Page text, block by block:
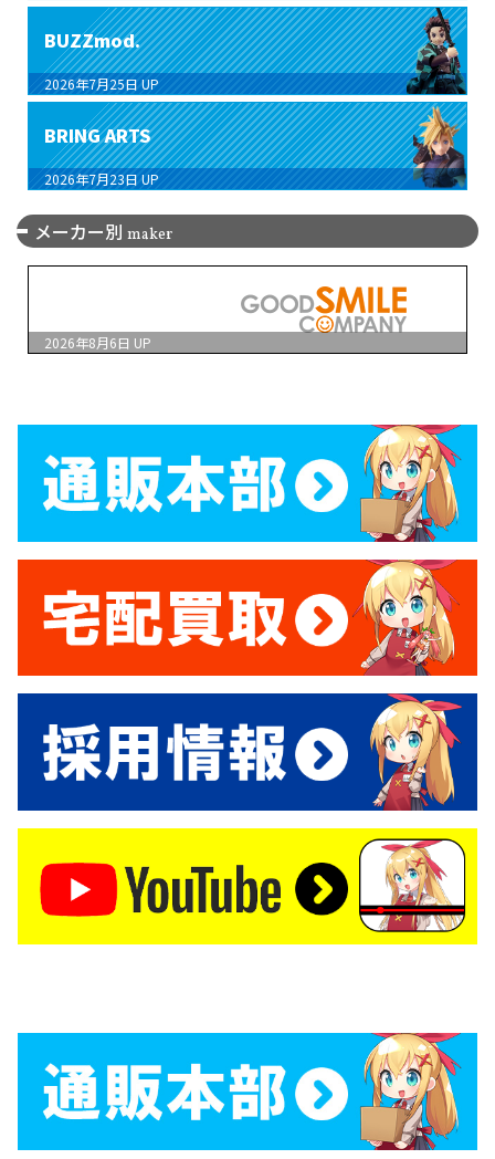
BUZZmod.
2026年7月25日 UP
BRING ARTS
2026年7月23日 UP
メーカー別 maker
2026年8月6日 UP